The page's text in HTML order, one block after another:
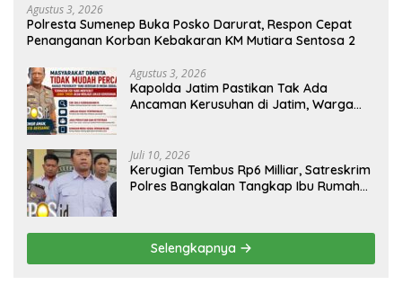
Agustus 3, 2026
Polresta Sumenep Buka Posko Darurat, Respon Cepat
Penanganan Korban Kebakaran KM Mutiara Sentosa 2
Agustus 3, 2026
Kapolda Jatim Pastikan Tak Ada
Ancaman Kerusuhan di Jatim, Warga
Juli 10, 2026
Kerugian Tembus Rp6 Milliar, Satreskrim
Polres Bangkalan Tangkap Ibu Rumah
Selengkapnya